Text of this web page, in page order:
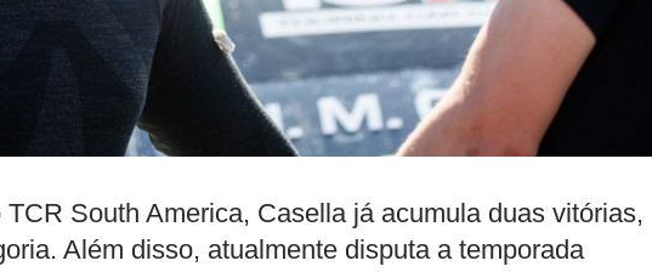
South America, Casella já acumula duas vitórias,
Além disso, atualmente disputa a temporada